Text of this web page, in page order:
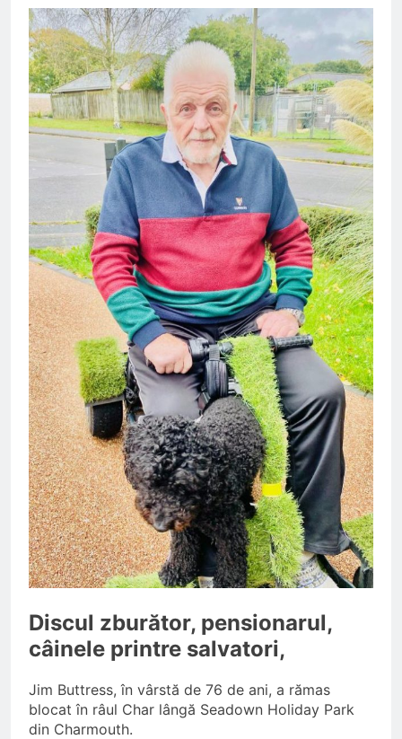
Mineriadei din 1990;
2 Săptămâni Ago
INPS ITALIA fraudat cu 12,5
milioane de euro;
O Lună Ago
Ajutoare pentru pensionari in
2026;
O Lună Ago
Pensionarii români care
continuă să muncească;
O Lună Ago
Pensii diminuate cu 85% pentru
aceste categorii de pensionari
7 Luni Ago
Discul zburător, pensionarul,
câinele printre salvatori,
Jim Buttress, în vârstă de 76 de ani, a rămas
blocat în râul Char lângă Seadown Holiday Park
din Charmouth.